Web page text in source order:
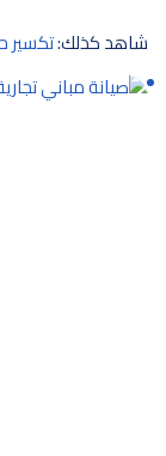
شاهد كذلك:تكسير